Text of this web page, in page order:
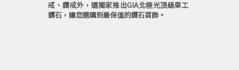
戒、鑽戒外，還獨家推出GIA北極光頂級車工
鑽石，讓您選購到最保值的鑽石首飾。